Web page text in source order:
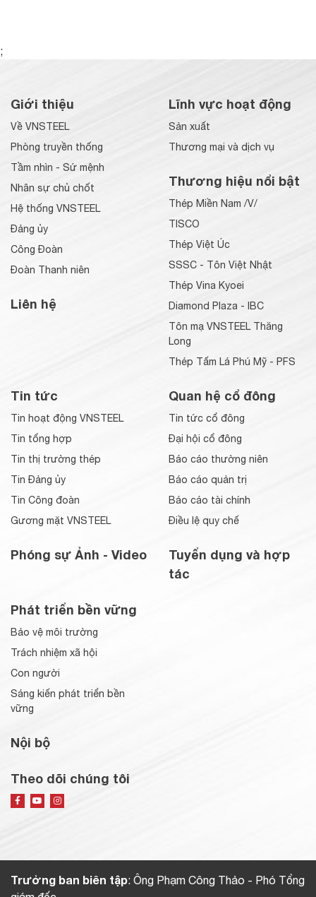
;
Giới thiệu
Về VNSTEEL
Phòng truyền thống
Tầm nhìn - Sứ mệnh
Nhân sự chủ chốt
Hệ thống VNSTEEL
Đảng ủy
Công Đoàn
Đoàn Thanh niên
Liên hệ
Lĩnh vực hoạt động
Sản xuất
Thương mại và dịch vụ
Thương hiệu nổi bật
Thép Miền Nam /V/
TISCO
Thép Việt Úc
SSSC - Tôn Việt Nhật
Thép Vina Kyoei
Diamond Plaza - IBC
Tôn mạ VNSTEEL Thăng
Long
Thép Tấm Lá Phú Mỹ - PFS
Tin tức
Tin hoạt động VNSTEEL
Tin tổng hợp
Tin thị trường thép
Tin Đảng ủy
Tin Công đoàn
Gương mặt VNSTEEL
Phóng sự Ảnh - Video
Quan hệ cổ đông
Tin tức cổ đông
Đại hội cổ đông
Báo cáo thường niên
Báo cáo quản trị
Báo cáo tài chính
Điều lệ quy chế
Tuyển dụng và hợp
tác
Phát triển bền vững
Bảo vệ môi trường
Trách nhiệm xã hội
Con người
Sáng kiến phát triển bền
vững
Nội bộ
Theo dõi chúng tôi
Trưởng ban biên tập: Ông Phạm Công Thảo - Phó Tổng